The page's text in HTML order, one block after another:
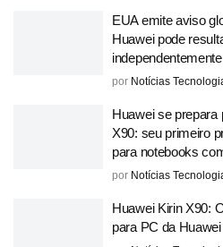
EUA emite aviso
Huawei pode
por Notícias
Huawei se prepara
X90: seu primeiro
para notebooks
por Notícias
Huawei Kirin X90:
para PC da